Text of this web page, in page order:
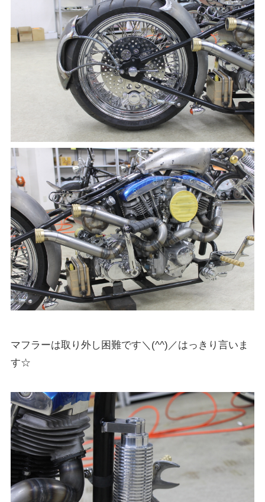
マフラーは取り外し困難です＼(^^)／はっきり言いま
す☆